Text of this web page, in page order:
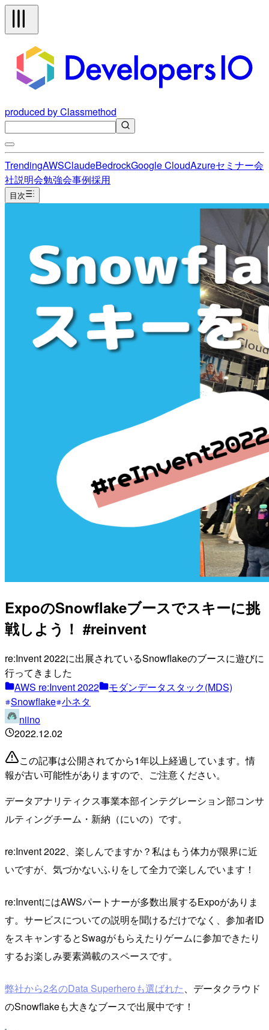
produced by Classmethod
TrendingAWSClaudeBedrockGoogle CloudAzureセミナー会
社説明会勉強会事例採用
目次
ExpoのSnowflakeブースでスキーに挑
戦しよう！ #reinvent
re:Invent 2022に出展されているSnowflakeのブースに遊びに
行ってきました
AWS re:Invent 2022
モダンデータスタック(MDS)
Snowflake 小ネタ
niino
2022.12.02
この記事は公開されてから1年以上経過しています。情
報が古い可能性がありますので、ご注意ください。
データアナリティクス事業本部インテグレーション部コンサ
ルティングチーム・新納（にいの）です。
re:Invent 2022、楽しんでますか？私はもう体力が限界に近
いですが、気づかないふりをして全力で楽しんでいます！
re:InventにはAWSパートナーが多数出展するExpoがありま
す。サービスについての説明を聞けるだけでなく、参加者ID
をスキャンするとSwagがもらえたりゲームに参加できたり
するお楽しみ要素満載のスペースです。
弊社から2名のData Superheroも選ばれた 、データクラウド
のSnowflakeも大きなブースで出展中です！